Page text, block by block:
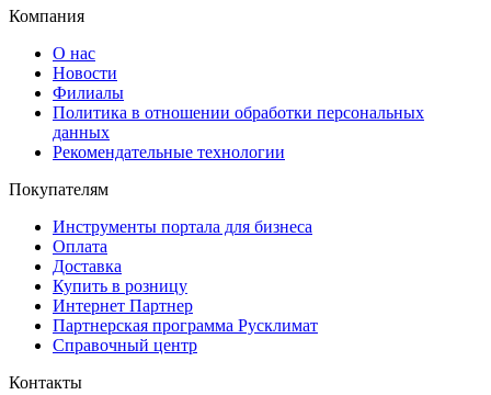
Компания
О нас
Новости
Филиалы
Политика в отношении обработки персональных
данных
Рекомендательные технологии
Покупателям
Инструменты портала для бизнеса
Оплата
Доставка
Купить в розницу
Интернет Партнер
Партнерская программа Русклимат
Справочный центр
Контакты